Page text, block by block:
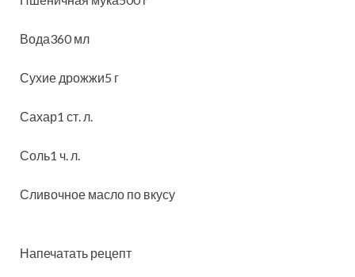
Вода360 мл
Сухие дрожжи5 г
Сахар1 ст. л.
Соль1 ч. л.
Сливочное масло по вкусу
Напечатать рецепт